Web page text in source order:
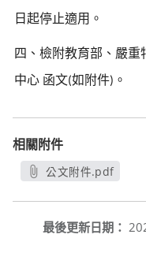
日起停止適用。
四、檢附教育部、嚴
中心 函文(如附件) 。
相關附件
公文附件.pdf
最後更新日期：